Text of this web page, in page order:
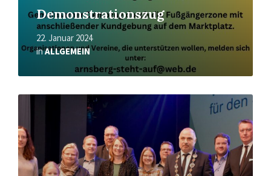
Demonstrationszug
22. Januar 2024
inALLGEMEIN
Mehr